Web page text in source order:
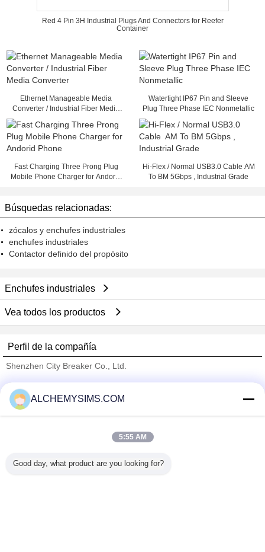
Red 4 Pin 3H Industrial Plugs And Connectors for Reefer
Container
Ethernet Manageable Media
Converter / Industrial Fiber Media
Watertight IP67 Pin and Sleeve
Plug Three Phase IEC Nonmetallic
Fast Charging Three Prong Plug
Mobile Phone Charger for Andorid
Hi-Flex / Normal USB3.0 Cable AM
To BM 5Gbps , Industrial Grade
Búsquedas relacionadas:
zócalos y enchufes industriales
enchufes industriales
Contactor definido del propósito
Enchufes industriales
Vea todos los productos
Perfil de la compañía
Shenzhen City Breaker Co., Ltd.
Trust Seal
Verified Suplier
Todos los productos
ALCHEMYSIMS.COM
5:55 AM
Good day, what product are you looking for?